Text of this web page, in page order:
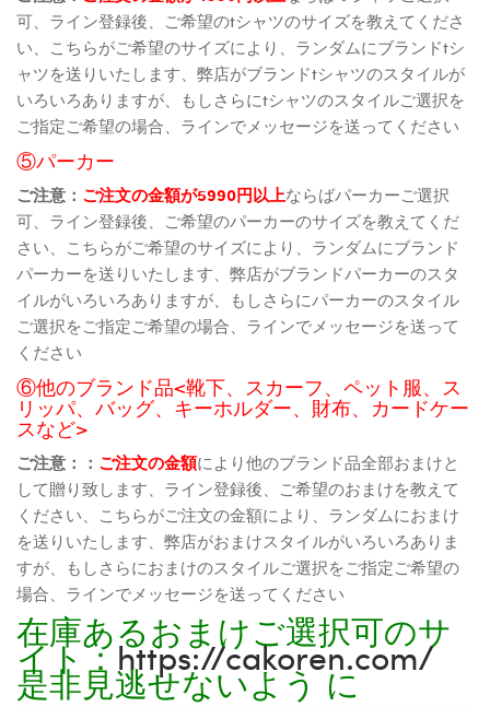
可、ライン登録後、ご希望のtシャツのサイズを教えてくださ
い、こちらがご希望のサイズにより、ランダムにブランドtシ
ャツを送りいたします、弊店がブランドtシャツのスタイルが
いろいろありますが、もしさらにtシャツのスタイルご選択を
ご指定ご希望の場合、ラインでメッセージを送ってください
⑤パーカー
ご注意： ご注文の金額が5990円以上ならばパーカーご選択
可、ライン登録後、ご希望のパーカーのサイズを教えてくだ
さい、こちらがご希望のサイズにより、ランダムにブランド
パーカーを送りいたします、弊店がブランドパーカーのスタ
イルがいろいろありますが、もしさらにパーカーのスタイル
ご選択をご指定ご希望の場合、ラインでメッセージを送って
ください
⑥他のブランド品<靴下、スカーフ、ペット服、ス
リッパ、バッグ、キーホルダー、財布、カードケー
スなど>
ご注意：： ご注文の金額により他のブランド品全部おまけと
して贈り致します、ライン登録後、ご希望のおまけを教えて
ください、こちらがご注文の金額により、ランダムにおまけ
を送りいたします、弊店がおまけスタイルがいろいろありま
すが、もしさらにおまけのスタイルご選択をご指定ご希望の
場合、ラインでメッセージを送ってください
在庫あるおまけご選択可のサ
イト：https://cakoren.com/
是非見逃せないよう に